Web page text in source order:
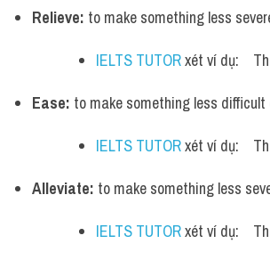
Relieve: to make something less
IELTS TUTOR xét ví dụ:
Ease: to make something less difficult
IELTS TUTOR xét ví dụ:
Alleviate: to make something less
IELTS TUTOR xét ví dụ: